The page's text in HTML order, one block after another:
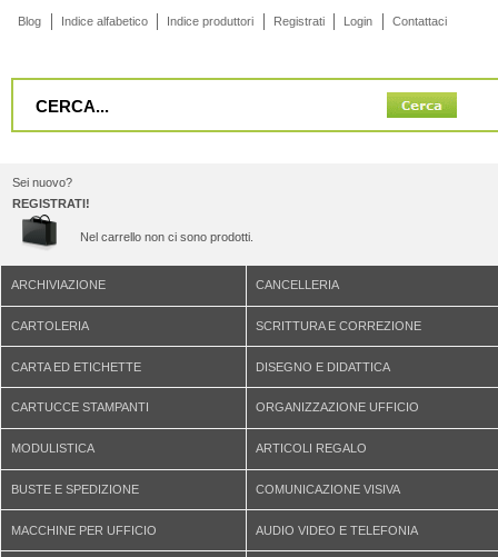
Blog Indice alfabetico Indice produttori Registrati Login Contattaci
Sei nuovo?
REGISTRATI!
Nel carrello non ci sono prodotti.
ARCHIVIAZIONE CANCELLERIA
CARTOLERIA SCRITTURA E CORREZIONE
CARTA ED ETICHETTE DISEGNO E DIDATTICA
CARTUCCE STAMPANTI ORGANIZZAZIONE UFFICIO
MODULISTICA ARTICOLI REGALO
BUSTE E SPEDIZIONE COMUNICAZIONE VISIVA
MACCHINE PER UFFICIO AUDIO VIDEO E TELEFONIA